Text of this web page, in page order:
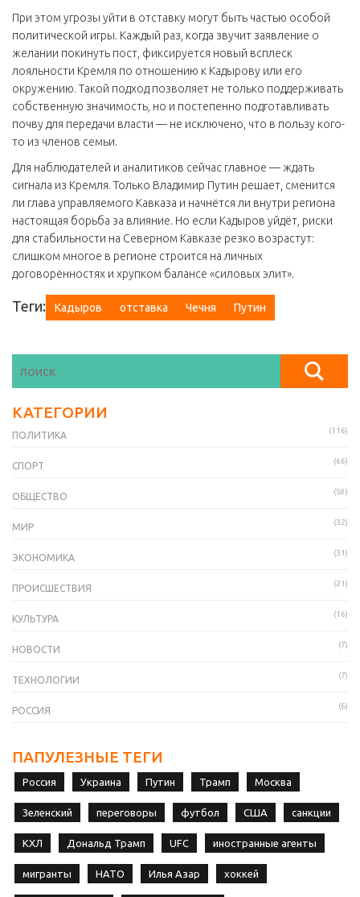
При этом угрозы уйти в отставку могут быть частью особой
политической игры. Каждый раз, когда звучит заявление о
желании покинуть пост, фиксируется новый всплеск
лояльности Кремля по отношению к Кадырову или его
окружению. Такой подход позволяет не только поддерживать
собственную значимость, но и постепенно подготавливать
почву для передачи власти — не исключено, что в пользу кого-
то из членов семьи.
Для наблюдателей и аналитиков сейчас главное — ждать
сигнала из Кремля. Только Владимир Путин решает, сменится
ли глава управляемого Кавказа и начнётся ли внутри региона
настоящая борьба за влияние. Но если Кадыров уйдёт, риски
для стабильности на Северном Кавказе резко возрастут:
слишком многое в регионе строится на личных
договорённостях и хрупком балансе «силовых элит».
Теги: Кадыров отставка Чечня Путин
КАТЕГОРИИ
ПОЛИТИКА (116)
СПОРТ (66)
ОБЩЕСТВО (58)
МИР (32)
ЭКОНОМИКА (31)
ПРОИСШЕСТВИЯ (21)
КУЛЬТУРА (16)
НОВОСТИ (7)
ТЕХНОЛОГИИ (7)
РОССИЯ (6)
ПАПУЛЕЗНЫЕ ТЕГИ
Россия Украина Путин Трамп Москва
Зеленский переговоры футбол США санкции
КХЛ Дональд Трамп UFC иностранные агенты
мигранты НАТО Илья Азар хоккей